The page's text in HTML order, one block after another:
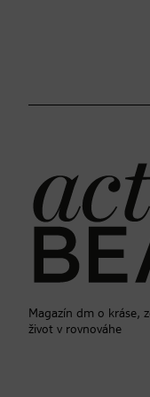
Magazín dm o kráse,
život v rovnováhe